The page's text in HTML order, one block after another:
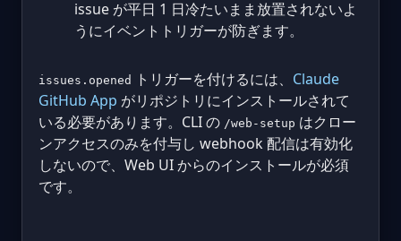
issue が平日 1 日冷たいまま放置されないよ
うにイベントトリガーが防ぎます。
issues.opened トリガーを付けるには、 Claude
GitHub App がリポジトリにインストールされて
いる必要があります。CLI の /web-setup はクロー
ンアクセスのみを付与し webhook 配信は有効化
しないので、Web UI からのインストールが必須
です。